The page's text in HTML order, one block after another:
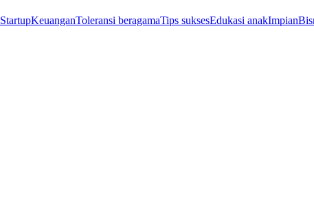
StartupKeuanganToleransi beragamaTips suksesEdukasi anakImpian